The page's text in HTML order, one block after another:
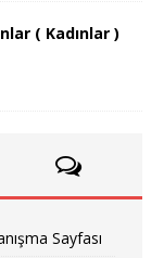
( Kadınlar )
Sayfası